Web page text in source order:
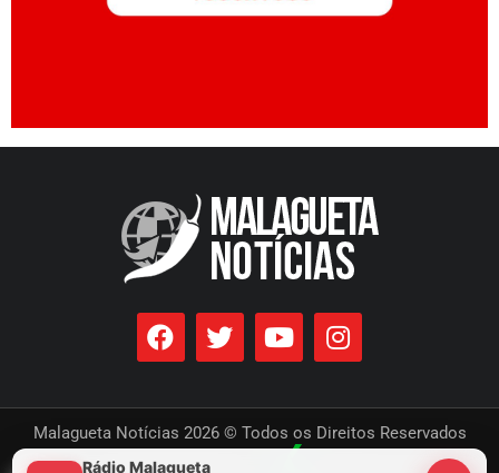
Malagueta Notícias 2026 © Todos os Direitos Reservados
Rádio Malagueta